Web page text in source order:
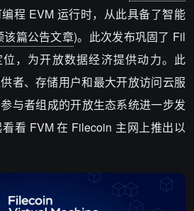
程 EVM 运行时，从此具备了智能
该篇公告文章)。此次发布巩固了 Fil
，为开放数据经济提供动力。此
者、存储用户和最大开放访问云服
与者组成的开放生态系统进一步发
看 FVM 在 Filecoin 主网上推出以